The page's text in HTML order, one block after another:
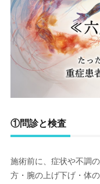
①問診と検査
施術前に、症状や不調
方・腕の上げ下げ・体